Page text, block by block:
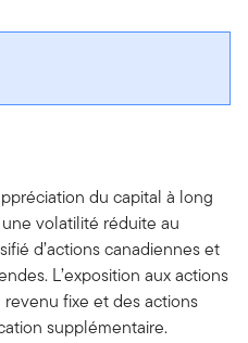
du capital à long
volatilité réduite au
d’actions canadiennes et
L’exposition aux actions
fixe et des actions
supplémentaire.